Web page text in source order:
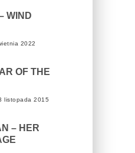
WIND
2022
OF THE
listopada 2015
– HER